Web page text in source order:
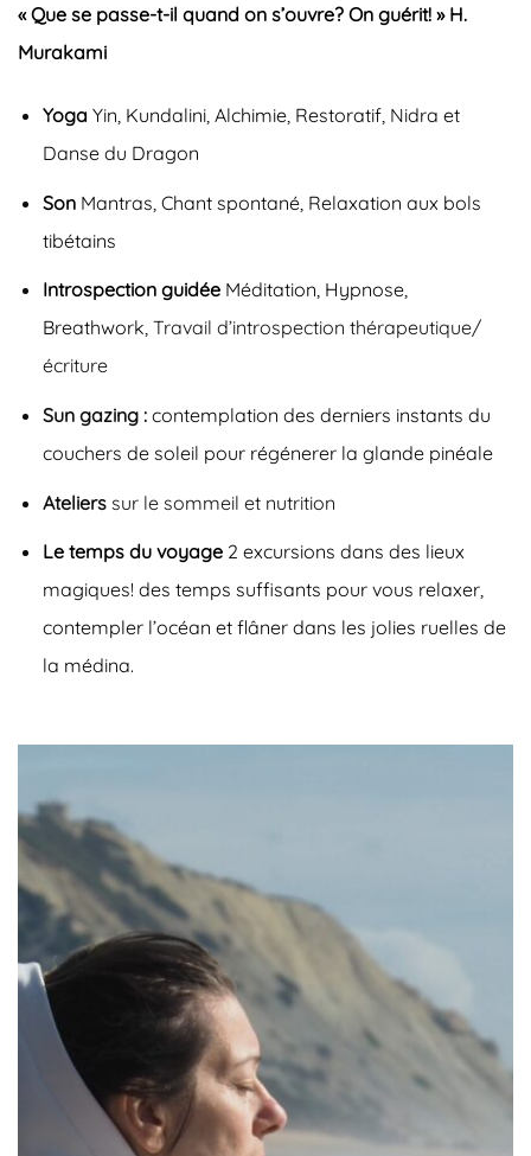
« Que se passe-t-il quand on s’ouvre? On guérit! » H.
Murakami
YogaYin, Kundalini, Alchimie, Restoratif, Nidra et
Danse du Dragon
Son Mantras, Chant spontané, Relaxation aux bols
tibétains
Introspection guidée Méditation, Hypnose,
Breathwork, Travail d’introspection thérapeutique/
écriture
Sun gazing : contemplation des derniers instants du
couchers de soleil pour régénerer la glande pinéale
Ateliers sur le sommeil et nutrition
Le temps du voyage 2 excursions dans des lieux
magiques! des temps suffisants pour vous relaxer,
contempler l’océan et flâner dans les jolies ruelles de
la médina.